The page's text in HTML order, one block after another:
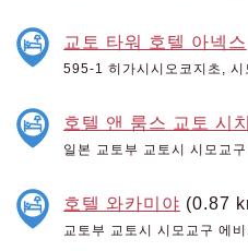
교토 타워 호텔 아넥스
595-1 히가시시오코지초, 시
호텔 앤 룸스 교토 시
일본 교토부 교토시 시모교
호텔 와카미야 (0.87
교토부 교토시 시모교구 에